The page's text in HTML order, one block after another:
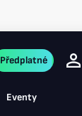
Eventy
Předplatné